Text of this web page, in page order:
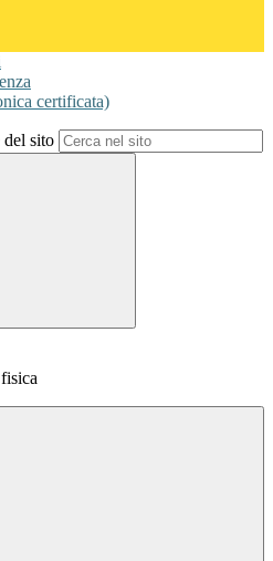
certificata)
del sito